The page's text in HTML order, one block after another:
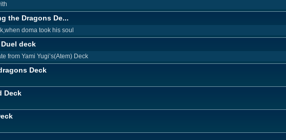
the Dragons De...
doma took his soul
deck
from Yami Yugi’s(Atem) Deck
Deck
Deck